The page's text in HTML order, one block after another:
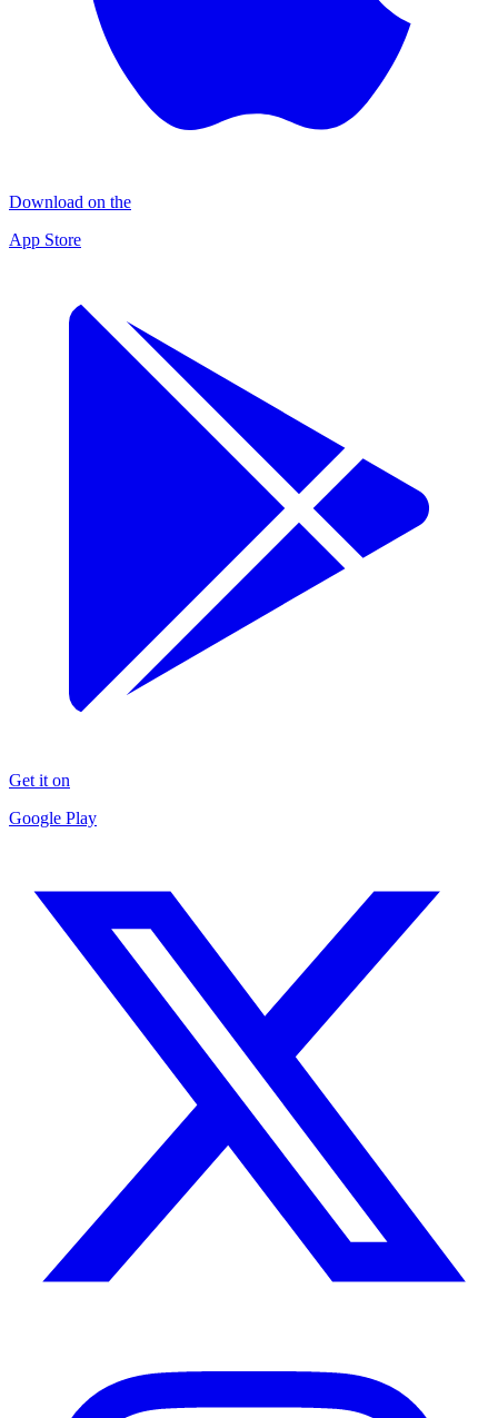
Download on the
App Store
Get it on
Google Play